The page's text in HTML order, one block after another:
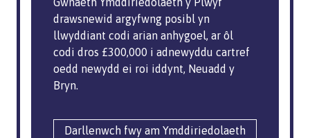
drawsnewid argyfwng posibl yn
llwyddiant codi arian anhygoel, ar ôl
codi dros £300,000 i adnewyddu cartref
oedd newydd ei roi iddynt, Neuadd y
Bryn.
Darllenwch fwy am Ymddiriedolaeth